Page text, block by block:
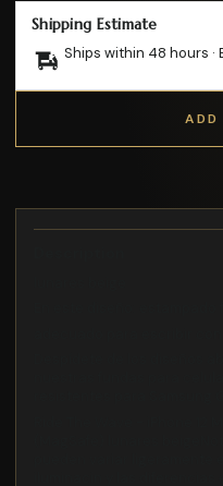
Shipping Estimate
Ships within 48 hours